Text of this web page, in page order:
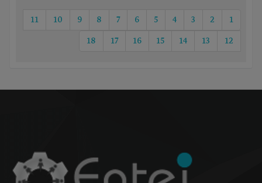
1
2
3
4
5
6
7
8
9
10
11
12
13
14
15
16
17
18